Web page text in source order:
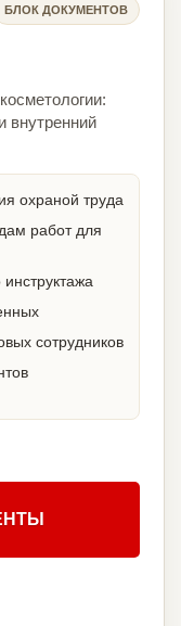
БЛОК ДОКУМЕНТОВ
внутренний
охраной труда
работ для
сотрудников